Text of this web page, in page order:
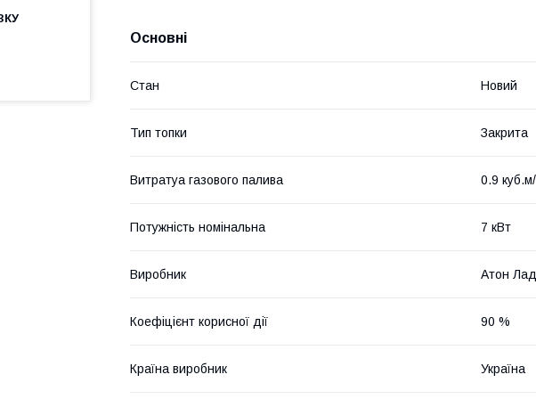
Основні
Стан Новий
Тип топки Закрита
Витратуа газового палива 0.9
Потужність номінальна 7 кВт
Виробник Атон Лад
Коефіцієнт корисної дії 90 %
Країна виробник Україна